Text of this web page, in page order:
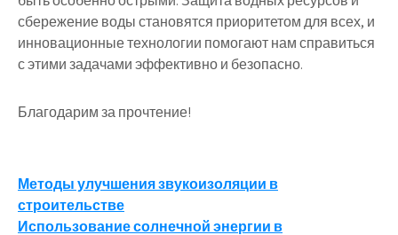
сбережение воды становятся приоритетом для всех, и
инновационные технологии помогают нам справиться
с этими задачами эффективно и безопасно.
Благодарим за прочтение!
Навигация
по
Методы улучшения звукоизоляции в
строительстве
Использование солнечной энергии в